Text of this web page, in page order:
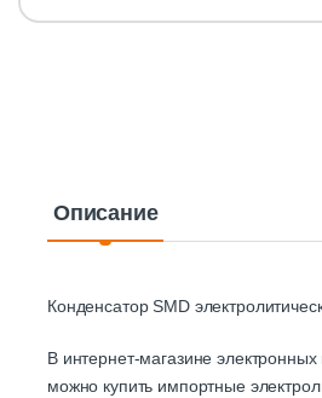
Описание
Конденсатор SMD
В интернет-магазине
можно купить импортные